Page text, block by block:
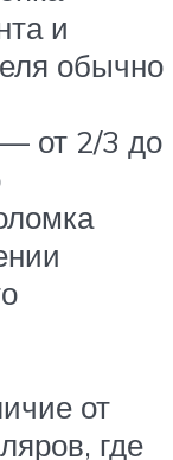
и
обычно
от 2/3 до
от
где